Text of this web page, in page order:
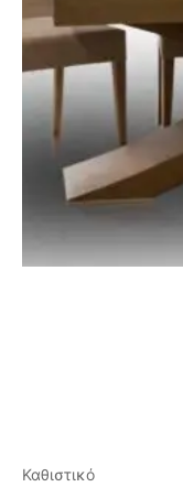
Καθιστικό